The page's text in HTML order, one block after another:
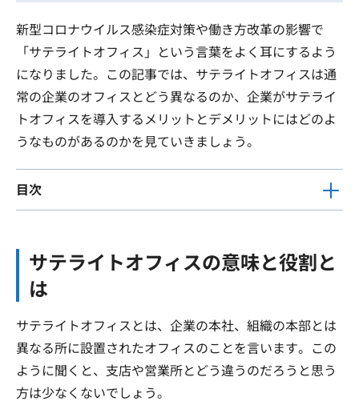
新型コロナウイルス感染症対策や働き方改革の影響で
「サテライトオフィス」という言葉をよく耳にするよう
になりました。この記事では、サテライトオフィスは通
常の企業のオフィスとどう異なるのか、企業がサテライ
トオフィスを導入するメリットとデメリットにはどのよ
うなものがあるのかを見ていきましょう。
目次
サテライトオフィスの意味と役割と
は
サテライトオフィスとは、企業の本社、組織の本部とは
異なる所に設置されたオフィスのことを言います。この
ように聞くと、支店や営業所とどう違うのだろうと思う
方は少なくないでしょう。